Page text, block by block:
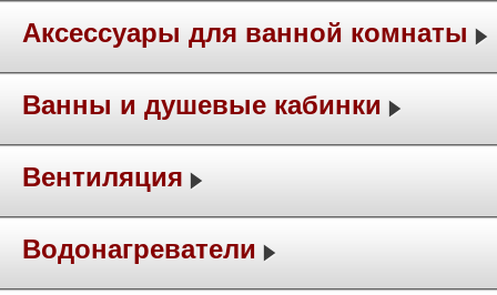
Аксессуары для ванной комнаты
Ванны и душевые кабинки
Вентиляция
Водонагреватели